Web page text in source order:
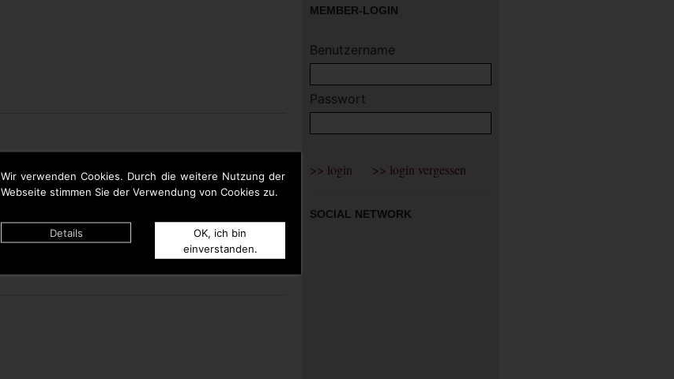
Wir verwenden Cookies. Durch die weitere Nutzung der
Webseite stimmen Sie der Verwendung von Cookies zu.
Details
OK, ich bin
einverstanden.
MEMBER-LOGIN
Benutzername
Passwort
SOCIAL NETWORK